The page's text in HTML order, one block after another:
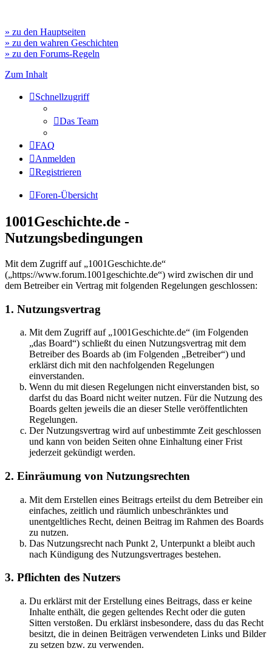
» zu den Hauptseiten
» zu den wahren Geschichten
» zu den Forums-Regeln
Zum Inhalt
Schnellzugriff
Das Team
FAQ
Anmelden
Registrieren
Foren-Übersicht
1001Geschichte.de -
Nutzungsbedingungen
Mit dem Zugriff auf „1001Geschichte.de“
(„https://www.forum.1001geschichte.de“) wird zwischen dir und
dem Betreiber ein Vertrag mit folgenden Regelungen geschlossen:
1. Nutzungsvertrag
Mit dem Zugriff auf „1001Geschichte.de“ (im Folgenden
„das Board“) schließt du einen Nutzungsvertrag mit dem
Betreiber des Boards ab (im Folgenden „Betreiber“) und
erklärst dich mit den nachfolgenden Regelungen
einverstanden.
Wenn du mit diesen Regelungen nicht einverstanden bist, so
darfst du das Board nicht weiter nutzen. Für die Nutzung des
Boards gelten jeweils die an dieser Stelle veröffentlichten
Regelungen.
Der Nutzungsvertrag wird auf unbestimmte Zeit geschlossen
und kann von beiden Seiten ohne Einhaltung einer Frist
jederzeit gekündigt werden.
2. Einräumung von Nutzungsrechten
Mit dem Erstellen eines Beitrags erteilst du dem Betreiber ein
einfaches, zeitlich und räumlich unbeschränktes und
unentgeltliches Recht, deinen Beitrag im Rahmen des Boards
zu nutzen.
Das Nutzungsrecht nach Punkt 2, Unterpunkt a bleibt auch
nach Kündigung des Nutzungsvertrages bestehen.
3. Pflichten des Nutzers
Du erklärst mit der Erstellung eines Beitrags, dass er keine
Inhalte enthält, die gegen geltendes Recht oder die guten
Sitten verstoßen. Du erklärst insbesondere, dass du das Recht
besitzt, die in deinen Beiträgen verwendeten Links und Bilder
zu setzen bzw. zu verwenden.